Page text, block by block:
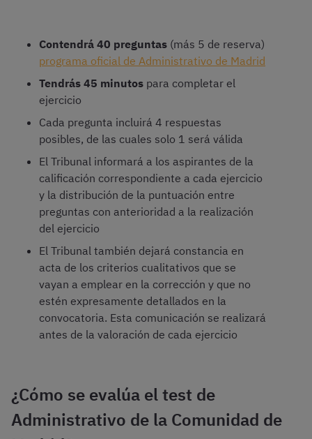
Contendrá 40 preguntas (más 5 de reserva)
programa oficial de Administrativo de Madrid
Tendrás 45 minutos para completar el
ejercicio
Cada pregunta incluirá 4 respuestas
posibles, de las cuales solo 1 será válida
El Tribunal informará a los aspirantes de la
calificación correspondiente a cada ejercicio
y la distribución de la puntuación entre
preguntas con anterioridad a la realización
del ejercicio
El Tribunal también dejará constancia en
acta de los criterios cualitativos que se
vayan a emplear en la corrección y que no
estén expresamente detallados en la
convocatoria. Esta comunicación se realizará
antes de la valoración de cada ejercicio
¿Cómo se evalúa el test de
Administrativo de la Comunidad de